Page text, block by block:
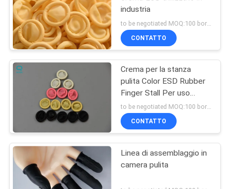
Carta del locale
senza polvere
Tamponi di pulizia
del cotone
industria
CONTATTO
Crema per la stanza
pulita Color ESD Rubber
Finger Stall Per uso
industriale
to be negotiated MOQ:100 borse
CONTATTO
Linea di assemblaggio in
camera pulita